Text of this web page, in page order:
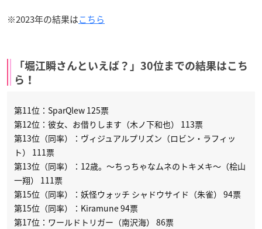
※2023年の結果はこちら
「堀江瞬さんといえば？」30位までの結果はこち
ら！
第11位：SparQlew 125票
第12位：彼女、お借りします（木ノ下和也） 113票
第13位（同率）：ヴィジュアルプリズン（ロビン・ラフィッ
ト） 111票
第13位（同率）：12歳。〜ちっちゃなムネのトキメキ〜（桧山
一翔） 111票
第15位（同率）：妖怪ウォッチ シャドウサイド（朱雀） 94票
第15位（同率）：Kiramune 94票
第17位：ワールドトリガー（南沢海） 86票